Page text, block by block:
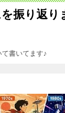
振り返り
書いてます♪